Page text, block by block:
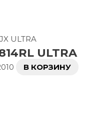
ULTRA
ULTRA
В КОРЗИНУ